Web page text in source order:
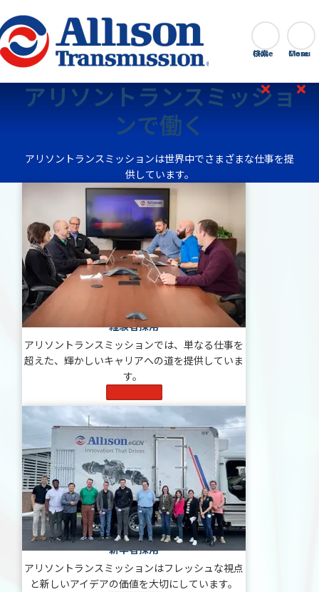
Go Home 検索
Close
アリソントランスミッショ
ンで働く
アリソントランスミッションは世界中でさまざまな仕事を提
供しています。
経験者採用
アリソントランスミッションでは、単なる仕事を
超えた、輝かしいキャリアへの道を提供していま
す。
Learn More
新卒者採用
アリソントランスミッションはフレッシュな視点
と新しいアイデアの価値を大切にしています。